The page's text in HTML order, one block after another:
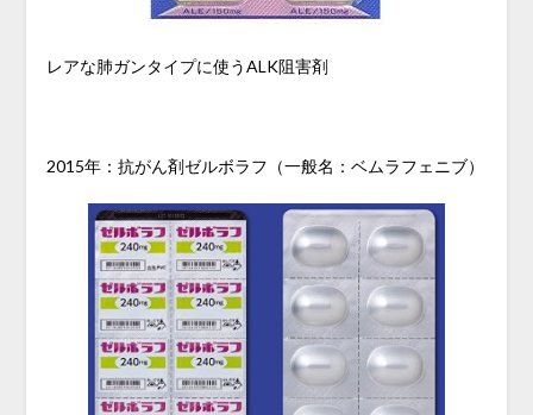
レアな肺ガンタイプに使うALK阻害剤
2015年：抗がん剤ゼルボラフ（一般名：ベムラフェニブ）